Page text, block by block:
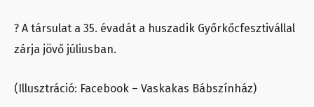
? A társulat a 35. évadát a huszadik Győrkőcfesztivállal
zárja jövő júliusban.
(Illusztráció: Facebook – Vaskakas Bábszínház)